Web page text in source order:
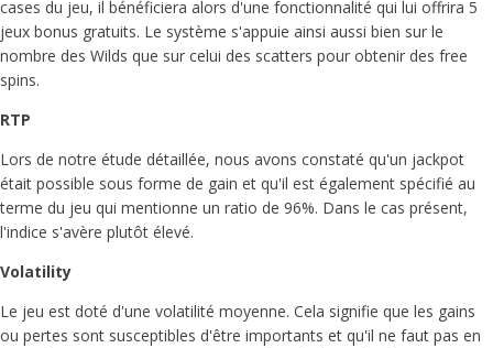
cases du jeu, il bénéficiera alors d'une fonctionnalité qui lui offrira 5
jeux bonus gratuits. Le système s'appuie ainsi aussi bien sur le
nombre des Wilds que sur celui des scatters pour obtenir des free
spins.
RTP
Lors de notre étude détaillée, nous avons constaté qu'un jackpot
était possible sous forme de gain et qu'il est également spécifié au
terme du jeu qui mentionne un ratio de 96%. Dans le cas présent,
l'indice s'avère plutôt élevé.
Volatility
Le jeu est doté d'une volatilité moyenne. Cela signifie que les gains
ou pertes sont susceptibles d'être importants et qu'il ne faut pas en